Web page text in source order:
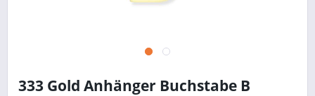
333 Gold Anhänger Buchstabe B